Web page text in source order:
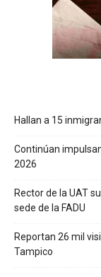
Hallan a 15
Continúan
2026
Rector de la UAT
sede de la FADU
Reportan 26 mil
Tampico